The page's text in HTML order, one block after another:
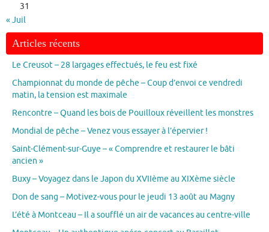
31
« Juil
Articles récents
Le Creusot – 28 largages effectués, le feu est fixé
Championnat du monde de pêche – Coup d’envoi ce vendredi
matin, la tension est maximale
Rencontre – Quand les bois de Pouilloux réveillent les monstres
Mondial de pêche – Venez vous essayer à l’épervier !
Saint-Clément-sur-Guye – « Comprendre et restaurer le bâti
ancien »
Buxy – Voyagez dans le Japon du XVIIème au XIXème siècle
Don de sang – Motivez-vous pour le jeudi 13 août au Magny
L’été à Montceau – Il a soufflé un air de vacances au centre-ville